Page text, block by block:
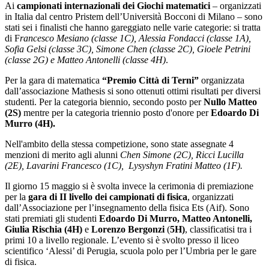
Ai campionati internazionali dei Giochi matematici – organizzati
in Italia dal centro Pristem dell’Università Bocconi di Milano – sono
stati sei i finalisti che hanno gareggiato nelle varie categorie: si tratta
di Francesco Mesiano (classe 1C), Alessia Fondacci (classe 1A),
Sofia Gelsi (classe 3C), Simone Chen (classe 2C), Gioele Petrini
(classe 2G) e Matteo Antonelli (classe 4H).
Per la gara di matematica “Premio Città di Terni” organizzata
dall’associazione Mathesis si sono ottenuti ottimi risultati per diversi
studenti. Per la categoria biennio, secondo posto perNullo Matteo
(2S) mentre per la categoria triennio posto d'onore perEdoardo Di
Murro (4H).
Nell'ambito della stessa competizione, sono state assegnate 4
menzioni di merito agli alunni Chen Simone (2C), Ricci Lucilla
(2E), Lavarini Francesco (1C),
Lysyshyn Fratini Matteo (1F).
Il giorno 15 maggio si è svolta invece la cerimonia di premiazione
per la gara di II livello dei campionati di fisica, organizzati
dall’Associazione per l’insegnamento della fisica Ets (Aif). Sono
stati premiati gli studenti Edoardo Di Murro, Matteo Antonelli,
Giulia Rischia (4H) e Lorenzo Bergonzi (5H), classificatisi tra i
primi 10 a livello regionale. L’evento si è svolto presso il liceo
scientifico ‘Alessi’ di Perugia, scuola polo per l’Umbria per le gare
di fisica.